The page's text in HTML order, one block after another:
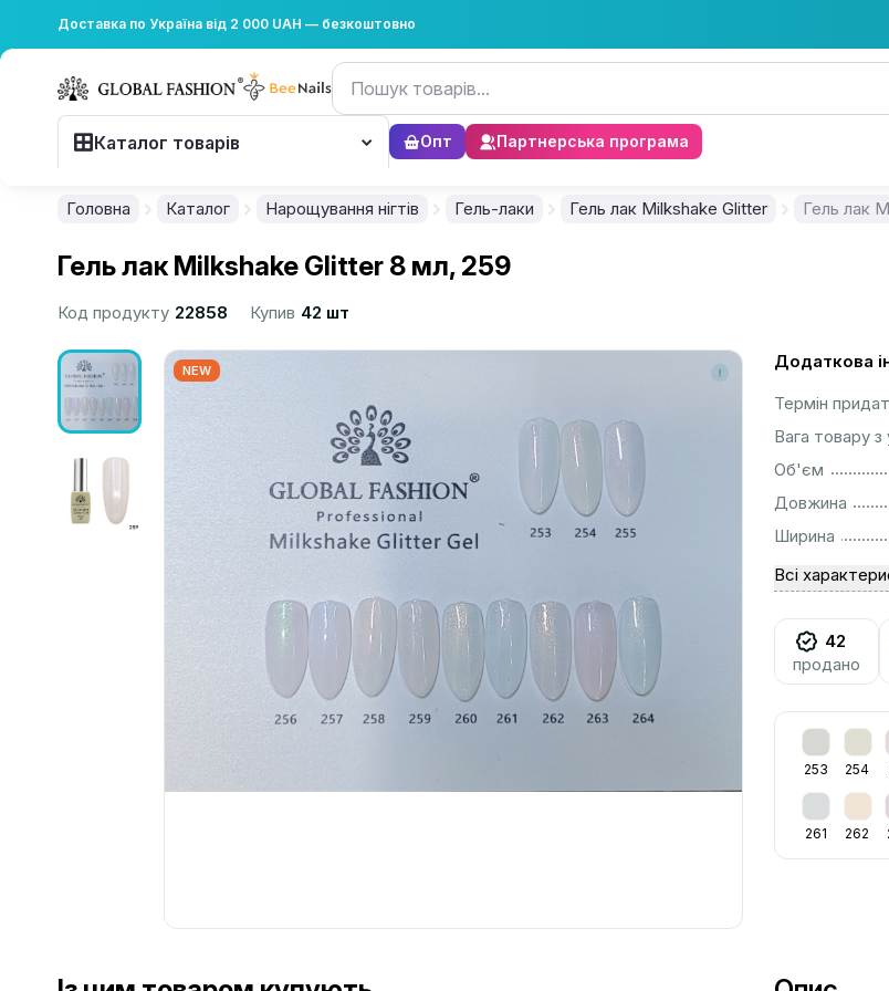
Доставка по Україна від 2 000 UAH — безкоштовно
Каталог товарів Опт Партнерська програма
Головна Каталог Нарощування нігтів Гель-лаки Гель лак Milkshake Glitter Гель лак
Гель лак Milkshake Glitter 8 мл, 259
Код продукту 22858 Купив 42 шт
NEW
Додаткова
Термін
Вага товару
Об'єм
Довжина
Ширина
Всі
42
продано
253 254
261 262